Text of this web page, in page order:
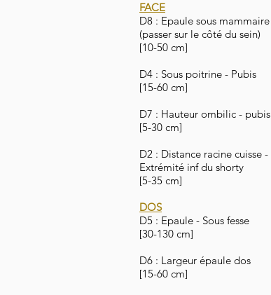
FACE
D8 : Epaule sous mammaire
(passer sur le côté du sein)
[10-50 cm]
D4 : Sous poitrine - Pubis
[15-60 cm]
D7 : Hauteur ombilic - pubis
[5-30 cm]
D2 : Distance racine cuisse -
Extrémité inf du shorty
[5-35 cm]
DOS
D5 : Epaule - Sous fesse
[30-130 cm]
D6 : Largeur épaule dos
[15-60 cm]